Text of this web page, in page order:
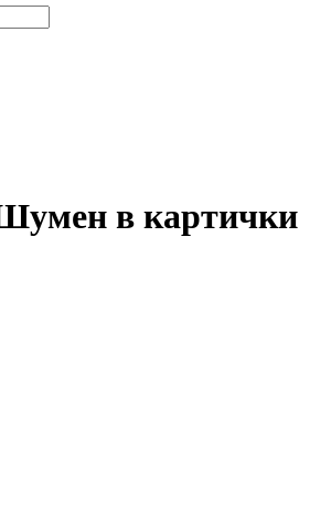
в картички